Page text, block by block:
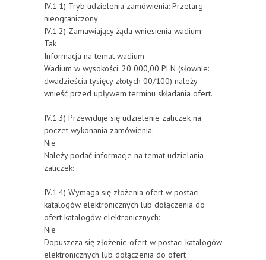
IV.1.1) Tryb udzielenia zamówienia: Przetarg
nieograniczony
IV.1.2) Zamawiający żąda wniesienia wadium:
Tak
Informacja na temat wadium
Wadium w wysokości: 20 000,00 PLN (słownie:
dwadzieścia tysięcy złotych 00/100) należy
wnieść przed upływem terminu składania ofert.
IV.1.3) Przewiduje się udzielenie zaliczek na
poczet wykonania zamówienia:
Nie
Należy podać informacje na temat udzielania
zaliczek:
IV.1.4) Wymaga się złożenia ofert w postaci
katalogów elektronicznych lub dołączenia do
ofert katalogów elektronicznych:
Nie
Dopuszcza się złożenie ofert w postaci katalogów
elektronicznych lub dołączenia do ofert